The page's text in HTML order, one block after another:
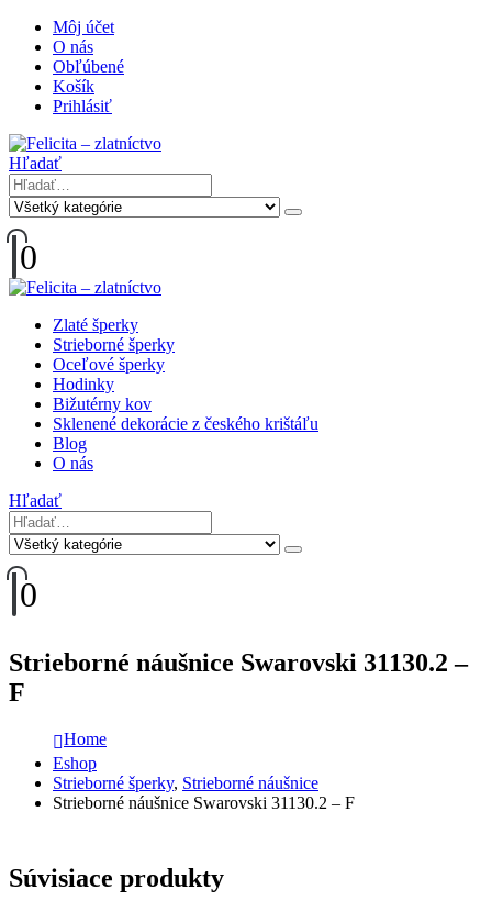
Môj účet
O nás
Obľúbené
Košík
Prihlásiť
Hľadať
0
Zlaté šperky
Strieborné šperky
Oceľové šperky
Hodinky
Bižutérny kov
Sklenené dekorácie z českého krištáľu
Blog
O nás
Hľadať
0
Strieborné náušnice Swarovski 31130.2 –
F
Home
Eshop
Strieborné šperky, Strieborné náušnice
Strieborné náušnice Swarovski 31130.2 – F
Súvisiace produkty